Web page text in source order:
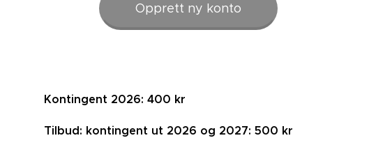
Opprett ny konto
Kontingent 2026: 400 kr
Tilbud: kontingent ut 2026 og 2027: 500 kr